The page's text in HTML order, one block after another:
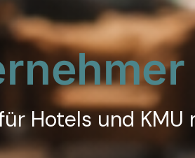
Hotels und